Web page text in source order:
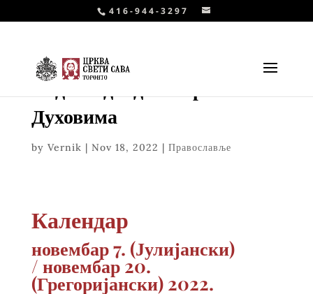
416-944-3297
Недеља двадесет трећа по
Духовима
by Vernik | Nov 18, 2022 | Православље
Календар
новембар 7. (Јулијански)
/ новембар 20.
(Грегоријански) 2022.